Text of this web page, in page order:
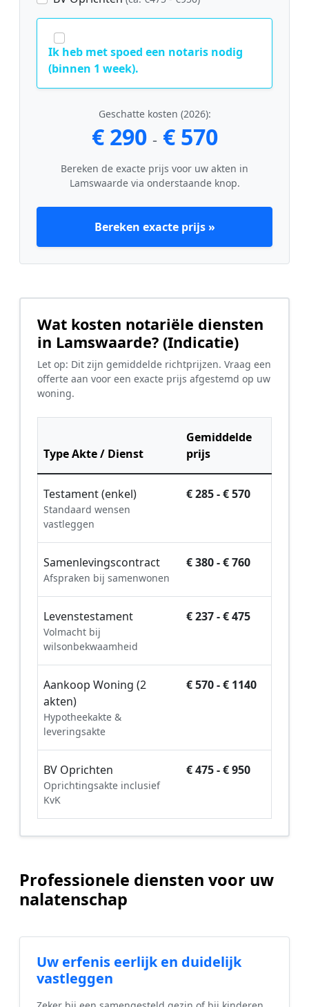
Ik heb met spoed een notaris nodig
(binnen 1 week).
Geschatte kosten (2026):
€ 290 - € 570
Bereken de exacte prijs voor uw akten in
Lamswaarde via onderstaande knop.
Bereken exacte prijs »
Wat kosten notariële diensten
in Lamswaarde? (Indicatie)
Let op: Dit zijn gemiddelde richtprijzen. Vraag een
offerte aan voor een exacte prijs afgestemd op uw
woning.
Type Akte / Dienst
Gemiddelde
prijs
Testament (enkel)
Standaard wensen
vastleggen
€ 285 - € 570
Samenlevingscontract
Afspraken bij samenwonen
€ 380 - € 760
Levenstestament
Volmacht bij
wilsonbekwaamheid
€ 237 - € 475
Aankoop Woning (2
akten)
Hypotheekakte &
leveringsakte
€ 570 - € 1140
BV Oprichten
Oprichtingsakte inclusief
KvK
€ 475 - € 950
Professionele diensten voor uw
nalatenschap
Uw erfenis eerlijk en duidelijk
vastleggen